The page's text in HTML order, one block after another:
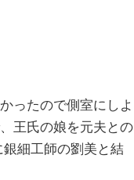
ったので側室にしよ
王氏の娘を元夫との
細工師の劉美と結